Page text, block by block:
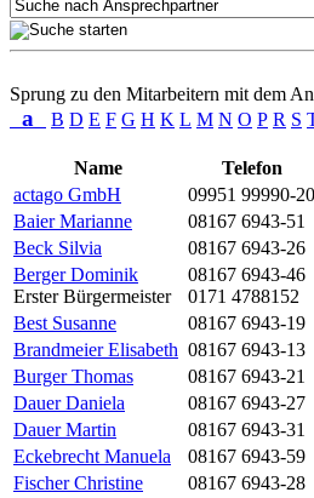
Sprung zu den Mitarbeitern mit dem
a B D E F G H K L M N O P R S
Name
Telefon
actago GmbH
09951 99990-20
Baier Marianne
08167 6943-51
Beck Silvia
08167 6943-26
Berger Dominik
Erster Bürgermeister
08167 6943-46
0171 4788152
Best Susanne
08167 6943-19
Brandmeier Elisabeth 08167 6943-13
Burger Thomas
08167 6943-21
Dauer Daniela
08167 6943-27
Dauer Martin
08167 6943-31
Eckebrecht Manuela
08167 6943-59
Fischer Christine
08167 6943-28